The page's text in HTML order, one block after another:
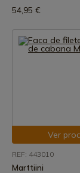
54,95 €
Ver
REF: 443010
Marttiini